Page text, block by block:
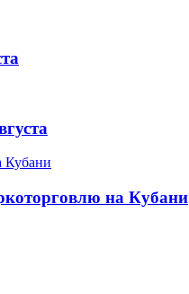
на Кубани